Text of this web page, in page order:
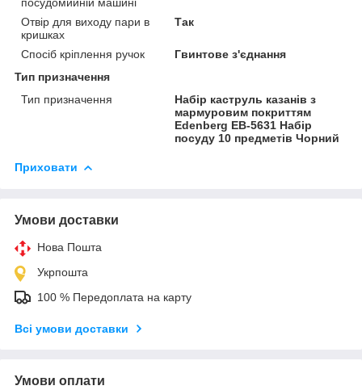
Отвір для виходу пари в
кришках
Так
Спосіб кріплення ручок
Гвинтове з'єднання
Тип призначення
Тип призначення
Набір каструль казанів з
мармуровим покриттям
Edenberg EB-5631 Набір
посуду 10 предметів Чорний
Приховати
Умови доставки
Нова Пошта
Укрпошта
100 % Передоплата на карту
Всі умови доставки
Умови оплати